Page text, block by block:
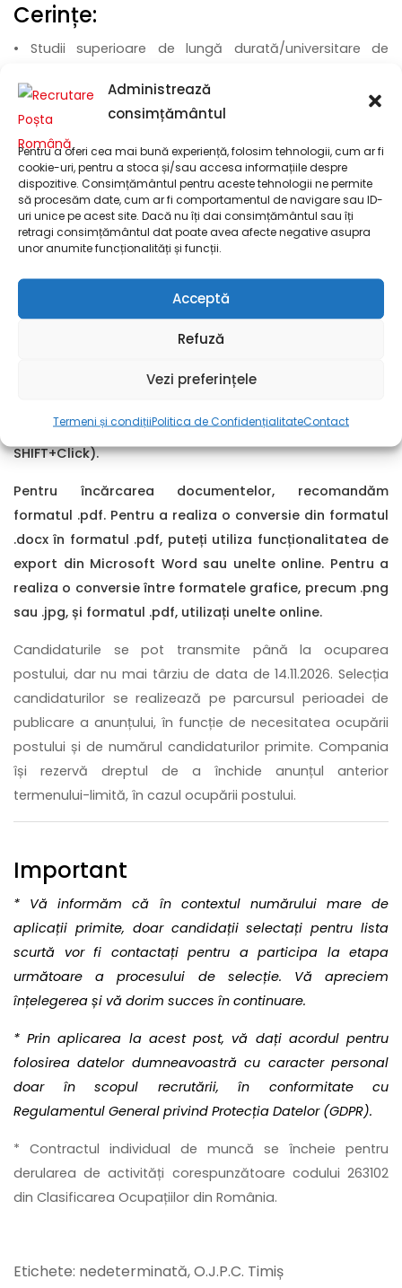
Administrează
consimțământul
Pentru a oferi cea mai bună experiență, folosim tehnologii, cum ar fi
cookie-uri, pentru a stoca și/sau accesa informațiile despre
dispozitive. Consimțământul pentru aceste tehnologii ne permite
să procesăm date, cum ar fi comportamentul de navigare sau ID-
uri unice pe acest site. Dacă nu îți dai consimțământul sau îți
retragi consimțământul dat poate avea afecte negative asupra
unor anumite funcționalități și funcții.
Acceptă
Refuză
Vezi preferințele
Termeni și condițiiPolitica de ConfidențialitateContact
Cerințe:
• Studii superioare de lungă durată/universitare de
Procedura de înscriere:
Documente obligatorii pentru înscriere: Curriculum
Vitae (în limba română)
completați formularul
numărul de telefonșiadresa dumneavoastră de e-mail
documentele necesare
Pentru a trimite mai multe documente, este necesar să
exemplu, folosind combinația de taste CTRL+Click sau
SHIFT+Click).
Pentru încărcarea documentelor, recomandăm
formatul .pdf. Pentru a realiza o conversie din formatul
.docx în formatul .pdf, puteți utiliza funcționalitatea de
export din Microsoft Word sau unelte online. Pentru a
realiza o conversie între formatele grafice, precum .png
sau .jpg, și formatul .pdf, utilizați unelte online.
Candidaturile se pot transmite până la ocuparea
postului, dar nu mai târziu de data de 14.11.2026. Selecția
candidaturilor se realizează pe parcursul perioadei de
publicare a anunțului, în funcție de necesitatea ocupării
postului și de numărul candidaturilor primite. Compania
își rezervă dreptul de a închide anunțul anterior
termenului-limită, în cazul ocupării postului.
Important
* Vă informăm că în contextul numărului mare de
aplicații primite, doar candidații selectați pentru lista
scurtă vor fi contactați pentru a participa la etapa
următoare a procesului de selecție. Vă apreciem
înțelegerea și vă dorim succes în continuare.
* Prin aplicarea la acest post, vă dați acordul pentru
folosirea datelor dumneavoastră cu caracter personal
doar în scopul recrutării, în conformitate cu
Regulamentul General privind Protecția Datelor (GDPR).
* Contractul individual de muncă se încheie pentru
derularea de activități corespunzătoare codului 263102
din Clasificarea Ocupațiilor din România.
Etichete: nedeterminată, O.J.P.C. Timiș